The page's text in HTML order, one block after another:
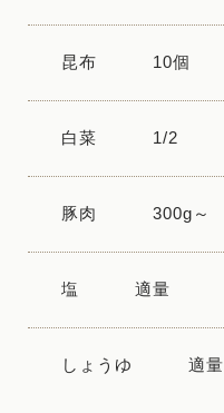
昆布 10個
白菜 1/2
豚肉 300g～
塩 適量
しょうゆ 適量